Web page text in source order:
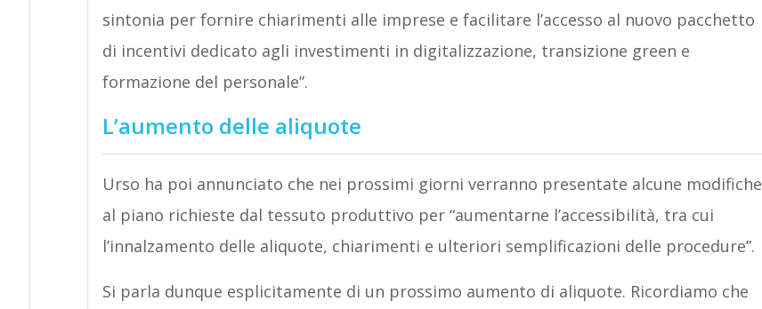
sintonia per fornire chiarimenti alle imprese e facilitare l’accesso al nuovo pacchetto
di incentivi dedicato agli investimenti in digitalizzazione, transizione green e
formazione del personale”.
L’aumento delle aliquote
Urso ha poi annunciato che nei prossimi giorni verranno presentate alcune modifiche
al piano richieste dal tessuto produttivo per “aumentarne l’accessibilità, tra cui
l’innalzamento delle aliquote, chiarimenti e ulteriori semplificazioni delle procedure”.
Si parla dunque esplicitamente di un prossimo aumento di aliquote. Ricordiamo che